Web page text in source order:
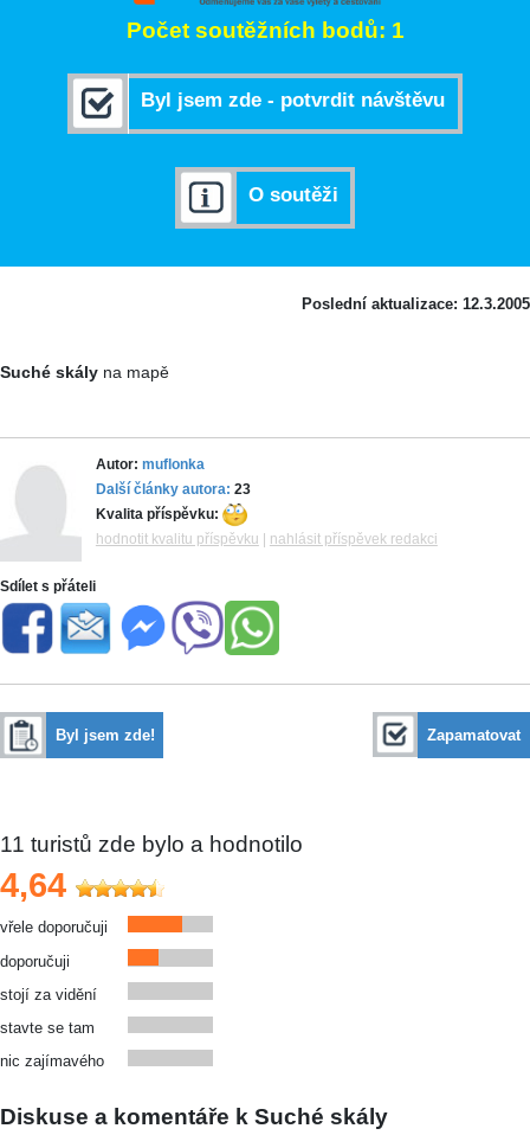
Počet soutěžních bodů: 1
Byl jsem zde - potvrdit návštěvu
O soutěži
Poslední aktualizace: 12.3.2005
Suché skály na mapě
Autor: muflonka
Další články autora: 23
Kvalita příspěvku:
hodnotit kvalitu příspěvku
nahlásit příspěvek redakci
Sdílet s přáteli
Byl jsem zde! Zapamatovat
11 turistů zde bylo a hodnotilo
4,64
vřele doporučuji
doporučuji
stojí za vidění
stavte se tam
nic zajímavého
Diskuse a komentáře k Suché skály